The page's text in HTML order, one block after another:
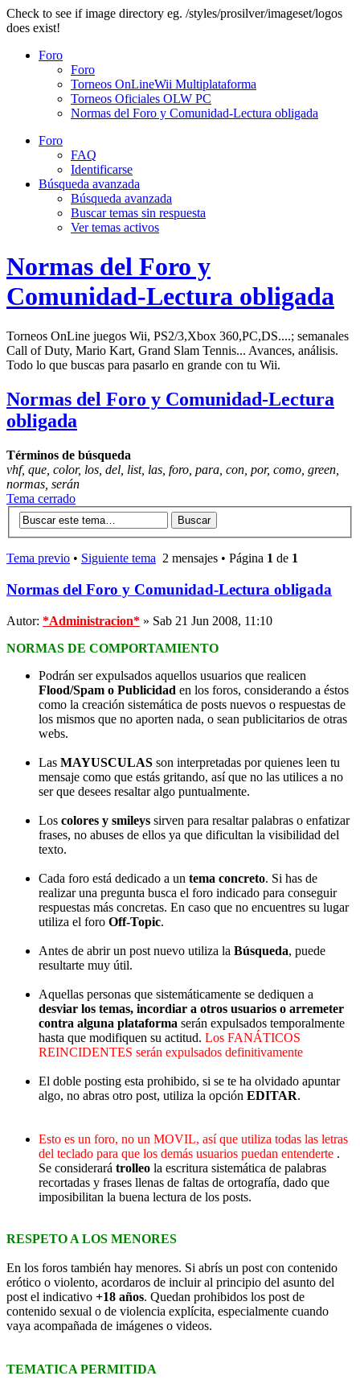
Check to see if image directory eg. /styles/prosilver/imageset/logos
does exist!
Foro
Foro
Torneos OnLineWii Multiplataforma
Torneos Oficiales OLW PC
Normas del Foro y Comunidad-Lectura obligada
Foro
FAQ
Identificarse
Búsqueda avanzada
Búsqueda avanzada
Buscar temas sin respuesta
Ver temas activos
Normas del Foro y
Comunidad-Lectura obligada
Torneos OnLine juegos Wii, PS2/3,Xbox 360,PC,DS....; semanales
Call of Duty, Mario Kart, Grand Slam Tennis... Avances, análisis.
Todo lo que buscas para pasarlo en grande con tu Wii.
Normas del Foro y Comunidad-Lectura
obligada
Términos de búsqueda
vhf, que, color, los, del, list, las, foro, para, con, por, como, green,
normas, serán
Tema cerrado
Tema previo • Siguiente tema 2 mensajes • Página 1 de 1
Normas del Foro y Comunidad-Lectura obligada
Autor: *Administracion* » Sab 21 Jun 2008, 11:10
NORMAS DE COMPORTAMIENTO
Podrán ser expulsados aquellos usuarios que realicen
Flood/Spam o Publicidad en los foros, considerando a éstos
como la creación sistemática de posts nuevos o respuestas de
los mismos que no aporten nada, o sean publicitarios de otras
webs.
Las MAYUSCULAS son interpretadas por quienes leen tu
mensaje como que estás gritando, así que no las utilices a no
ser que desees resaltar algo puntualmente.
Los colores y smileys sirven para resaltar palabras o enfatizar
frases, no abuses de ellos ya que dificultan la visibilidad del
texto.
Cada foro está dedicado a un tema concreto. Si has de
realizar una pregunta busca el foro indicado para conseguir
respuestas más concretas. En caso que no encuentres su lugar
utiliza el foro Off-Topic.
Antes de abrir un post nuevo utiliza la Búsqueda, puede
resultarte muy útil.
Aquellas personas que sistemáticamente se dediquen a
desviar los temas, incordiar a otros usuarios o arremeter
contra alguna plataforma serán expulsados temporalmente
hasta que modifiquen su actitud. Los FANÁTICOS
REINCIDENTES serán expulsados definitivamente
El doble posting esta prohibido, si se te ha olvidado apuntar
algo, no abras otro post, utiliza la opción EDITAR.
Esto es un foro, no un MOVIL, así que utiliza todas las letras
del teclado para que los demás usuarios puedan entenderte .
Se considerará trolleo la escritura sistemática de palabras
recortadas y frases llenas de faltas de ortografía, dado que
imposibilitan la buena lectura de los posts.
RESPETO A LOS MENORES
En los foros también hay menores. Si abrís un post con contenido
erótico o violento, acordaros de incluir al principio del asunto del
post el indicativo +18 años. Quedan prohibidos los post de
contenido sexual o de violencia explícita, especialmente cuando
vaya acompañada de imágenes o videos.
TEMATICA PERMITIDA